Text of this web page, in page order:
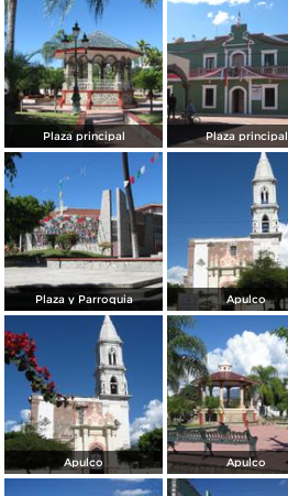
Plaza principal Plaza principal
Plaza y Parroquia Apulco
Apulco Apulco